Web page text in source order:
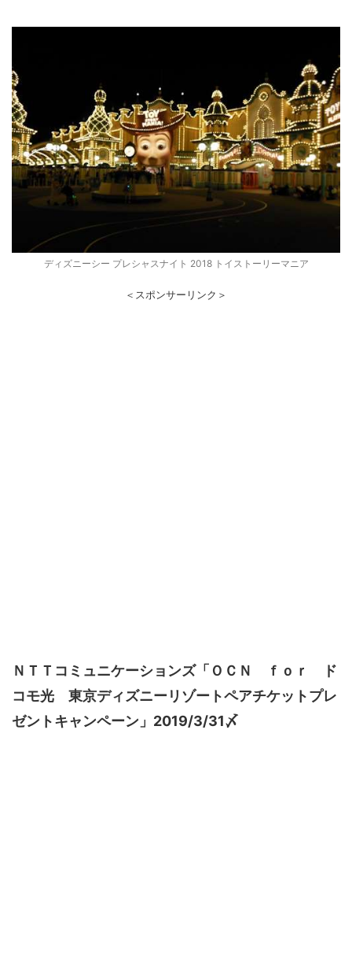
ディズニーシー プレシャスナイト 2018 トイストーリーマニア
＜スポンサーリンク＞
ＮＴＴコミュニケーションズ「ＯＣＮ ｆｏｒ ド
コモ光 東京ディズニーリゾートペアチケットプレ
ゼントキャンペーン」2019/3/31〆